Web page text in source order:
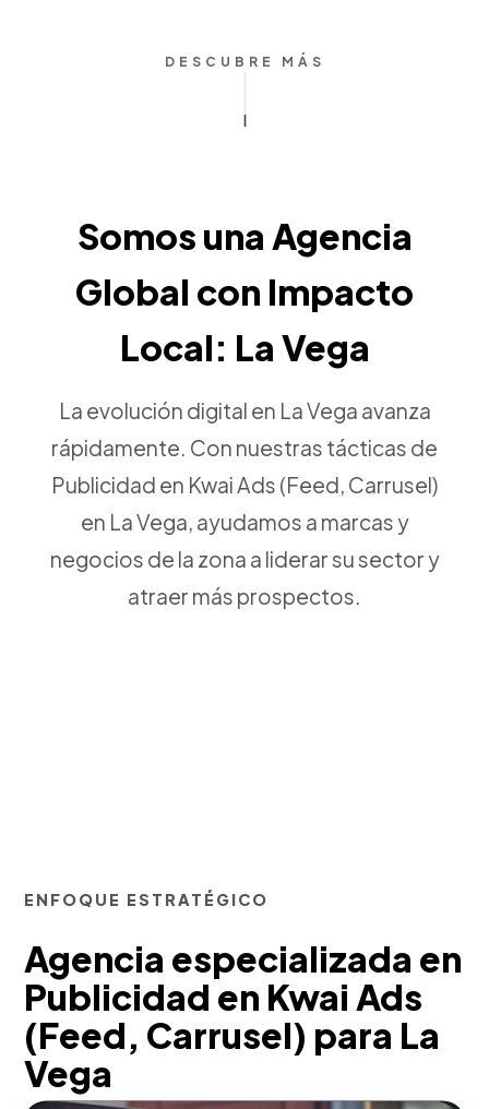
DESCUBRE MÁS
Somos una Agencia
Global con Impacto
Local: La Vega
La evolución digital en La Vega avanza
rápidamente. Con nuestras tácticas de
Publicidad en Kwai Ads (Feed, Carrusel)
en La Vega, ayudamos a marcas y
negocios de la zona a liderar su sector y
atraer más prospectos.
ENFOQUE ESTRATÉGICO
Agencia especializada en
Publicidad en Kwai Ads
(Feed, Carrusel) para La
Vega